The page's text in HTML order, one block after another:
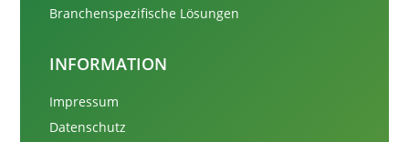
Branchenspezifische Lösungen
INFORMATION
Impressum
Datenschutz